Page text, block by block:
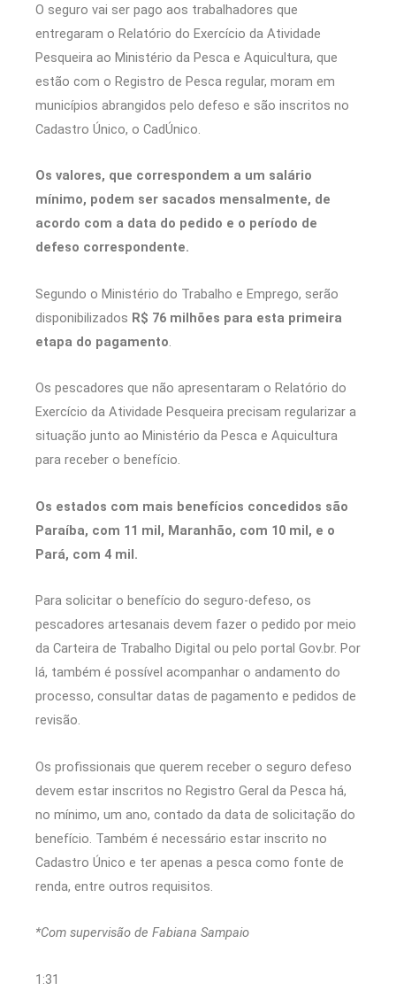
O seguro vai ser pago aos trabalhadores que
entregaram o Relatório do Exercício da Atividade
Pesqueira ao Ministério da Pesca e Aquicultura, que
estão com o Registro de Pesca regular, moram em
municípios abrangidos pelo defeso e são inscritos no
Cadastro Único, o CadÚnico.
Os valores, que correspondem a um salário
mínimo, podem ser sacados mensalmente, de
acordo com a data do pedido e o período de
defeso correspondente.
Segundo o Ministério do Trabalho e Emprego, serão
disponibilizados R$ 76 milhões para esta primeira
etapa do pagamento.
Os pescadores que não apresentaram o Relatório do
Exercício da Atividade Pesqueira precisam regularizar a
situação junto ao Ministério da Pesca e Aquicultura
para receber o benefício.
Os estados com mais benefícios concedidos são
Paraíba, com 11 mil, Maranhão, com 10 mil, e o
Pará, com 4 mil.
Para solicitar o benefício do seguro-defeso, os
pescadores artesanais devem fazer o pedido por meio
da Carteira de Trabalho Digital ou pelo portal Gov.br. Por
lá, também é possível acompanhar o andamento do
processo, consultar datas de pagamento e pedidos de
revisão.
Os profissionais que querem receber o seguro defeso
devem estar inscritos no Registro Geral da Pesca há,
no mínimo, um ano, contado da data de solicitação do
benefício. Também é necessário estar inscrito no
Cadastro Único e ter apenas a pesca como fonte de
renda, entre outros requisitos.
*Com supervisão de Fabiana Sampaio
1:31